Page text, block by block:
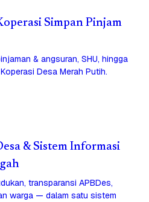
Simpan Pinjam
& angsuran, SHU, hingga
Desa Merah Putih.
& Sistem Informasi
transparansi APBDes,
warga — dalam satu sistem